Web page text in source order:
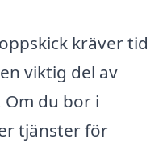
kräver tid
viktig del av
du bor i
tjänster för